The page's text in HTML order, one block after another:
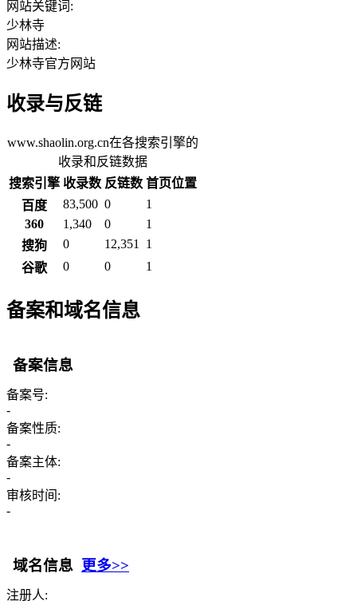
网站关键词:
少林寺
网站描述:
少林寺官方网站
收录与反链
www.shaolin.org.cn在各搜索引擎的
收录和反链数据
搜索引擎 收录数 反链数 首页位置
百度
83,500 0
1
360
1,340 0
1
搜狗
0 12,351
1
谷歌
0 0 1
备案和域名信息
备案信息
备案号:
-
备案性质:
-
备案主体:
-
审核时间:
-
域名信息 更多>>
注册人: